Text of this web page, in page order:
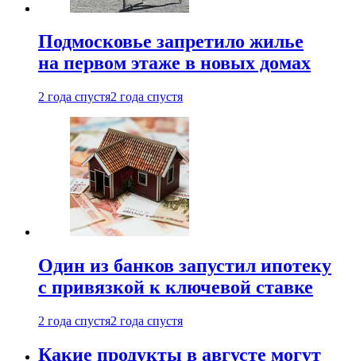
Подмосковье запретило жилье
на первом этаже в новых домах
2 года спустя2 года спустя
Один из банков запустил ипотеку
с привязкой к ключевой ставке
2 года спустя2 года спустя
Какие продукты в августе могут